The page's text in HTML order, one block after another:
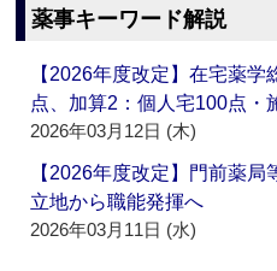
薬事キーワード解説
【2026年度改定】在宅薬
点、加算2：個人宅100点
2026年03月12日 (木)
【2026年度改定】門前薬
立地から職能発揮へ
2026年03月11日 (水)